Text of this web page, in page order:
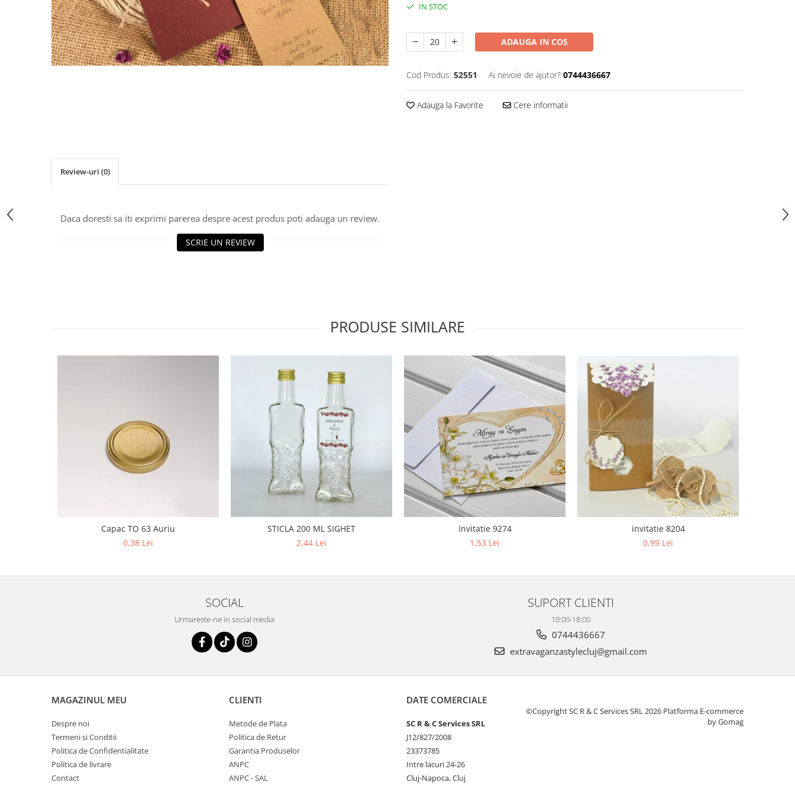
Pachete marturii
Pungi si cutii prajituri
Sticle si borcane
Cutii flori de hartie
Cutii flori de sapun
Cutii flori mixte
Toamna și Halloween
IN STOC
ADAUGA IN COS
Cod Produs: 52551 Ai nevoie de ajutor? 0744436667
Adauga la Favorite Cere informatii
Review-uri (0)
Daca doresti sa iti exprimi parerea despre acest produs poti adauga un review.
SCRIE UN REVIEW
PRODUSE SIMILARE
Capac TO 63 Auriu
0,38 Lei
STICLA 200 ML SIGHET
2,44 Lei
Invitatie 9274
1,53 Lei
invitatie 8204
0,99 Lei
SOCIAL
Urmareste-ne in social media
SUPORT CLIENTI
10:00-18:00
0744436667
extravaganzastylecluj@gmail.com
MAGAZINUL MEU
Despre noi
Termeni si Conditii
Politica de Confidentialitate
Politica de livrare
Contact
CLIENTI
Metode de Plata
Politica de Retur
Garantia Produselor
ANPC
ANPC - SAL
DATE COMERCIALE
SC R & C Services SRL
J12/827/2008
23373785
Intre lacuri 24-26
Cluj-Napoca, Cluj
©Copyright SC R & C Services SRL 2026 Platforma E-commerce
by Gomag